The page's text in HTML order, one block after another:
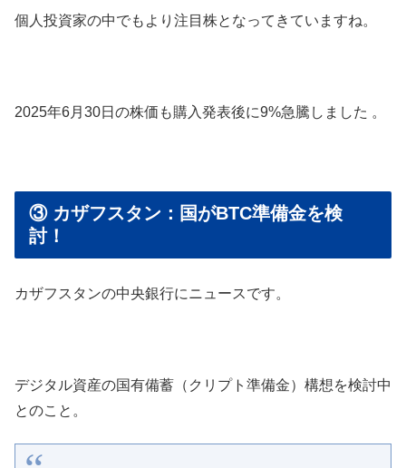
個人投資家の中でもより注目株となってきていますね。
2025年6月30日の株価も購入発表後に9%急騰しました 。
③ カザフスタン：国がBTC準備金を検
討！
カザフスタンの中央銀行にニュースです。
デジタル資産の国有備蓄（クリプト準備金）構想を検討中
とのこと。